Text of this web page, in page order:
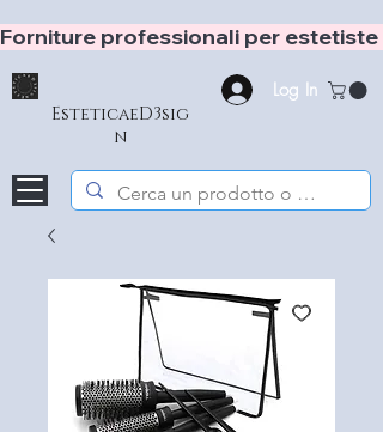
Forniture professionali per
EsteticaeD3sig
n
Log In